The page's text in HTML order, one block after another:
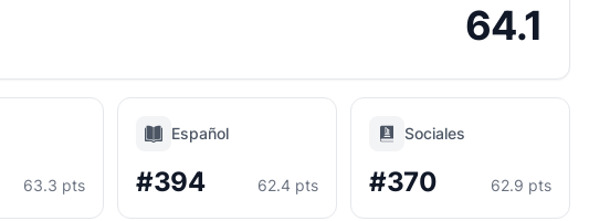
64.1
63.3 pts
Español
#394 62.4 pts
Sociales
#370 62.9 pts